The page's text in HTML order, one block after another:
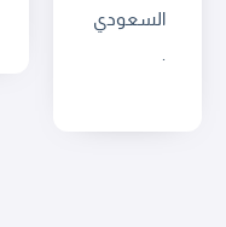
السعودي